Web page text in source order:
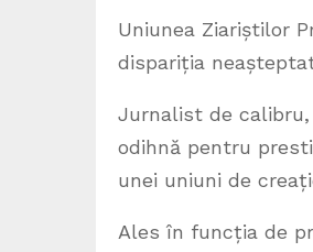
Uniunea Ziariștilor
dispariția
Jurnalist de
odihnă pentru
unei uniuni de
Ales în funcția de